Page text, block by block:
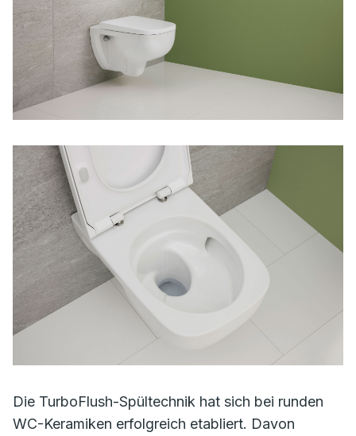
Die TurboFlush-Spültechnik hat sich bei runden
WC-Keramiken erfolgreich etabliert. Davon